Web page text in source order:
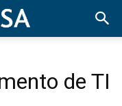
de TI